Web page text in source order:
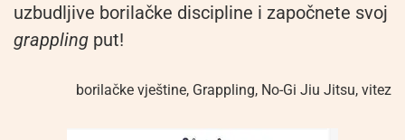
uzbudljive borilačke discipline i započnete svoj
grappling put!
borilačke vještine, Grappling, No-Gi Jiu Jitsu, vitez